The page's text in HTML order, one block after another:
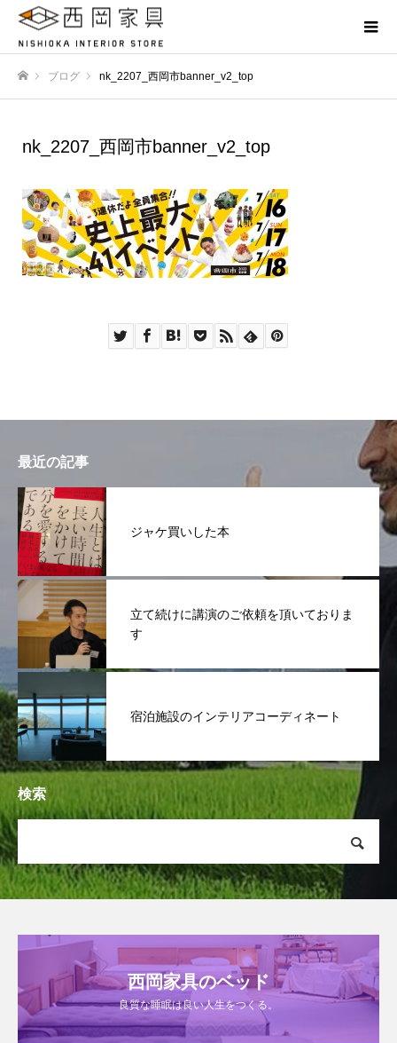
ブログ nk_2207_西岡市banner_v2_top
nk_2207_西岡市banner_v2_top
最近の記事
ジャケ買いした本
立て続けに講演のご依頼を頂いておりま
す
宿泊施設のインテリアコーディネート
検索
西岡家具のベッド
良質な睡眠は良い人生をつくる。